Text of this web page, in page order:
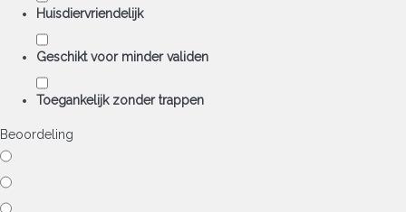
Huisdiervriendelijk
Geschikt voor minder validen
Toegankelijk zonder trappen
Beoordeling